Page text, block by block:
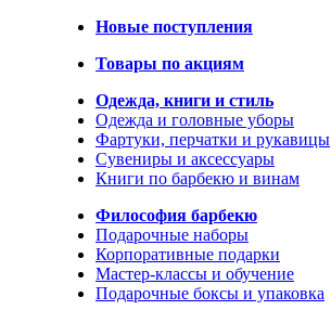
Новые поступления
Товары по акциям
Одежда, книги и стиль
Одежда и головные уборы
Фартуки, перчатки и рукавицы
Сувениры и аксессуары
Книги по барбекю и винам
Философия барбекю
Подарочные наборы
Корпоративные подарки
Мастер-классы и обучение
Подарочные боксы и упаковка